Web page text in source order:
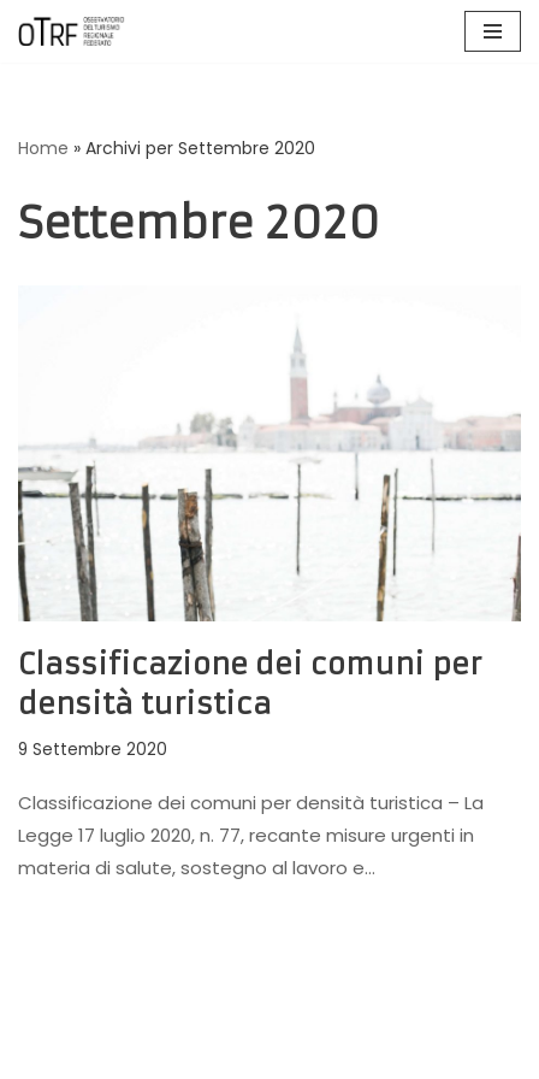
Home » Archivi per Settembre 2020
Settembre 2020
Classificazione dei comuni per
densità turistica
9 Settembre 2020
Classificazione dei comuni per densità turistica – La
Legge 17 luglio 2020, n. 77, recante misure urgenti in
materia di salute, sostegno al lavoro e…